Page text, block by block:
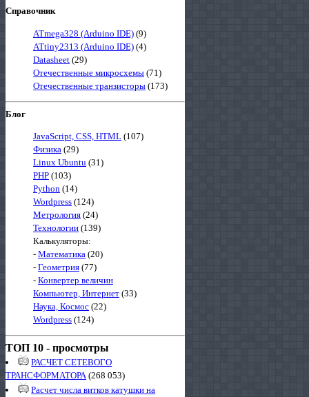
Справочник
ATmega328 (Arduino IDE) (9)
ATtiny2313 (Arduino IDE) (4)
Datasheet (29)
Отечественные микросхемы (71)
Отечественные транзисторы (173)
Блог
JavaScript, CSS, HTML (107)
Физика (29)
Linux Ubuntu (31)
PHP (103)
Python (14)
Wordpress (124)
Метрология (24)
Технологии (139)
Калькуляторы:
- Математика (20)
- Геометрия (77)
- Конвертер величин
Компьютер, Интернет (33)
Наука, Космос (22)
Wordpress (124)
ТОП 10 - просмотры
РАСЧЕТ СЕТЕВОГО
ТРАНСФОРМАТОРА(268 053)
Расчет числа витков катушки на